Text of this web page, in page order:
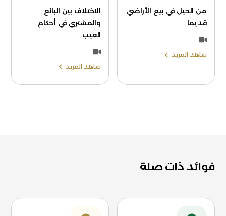
من الحيل في بيع الأراضي
قديما
شاهد المزيد
الاختلاف بين البائع
والمشتري في أحكام
العيب
شاهد المزيد
فوائد ذات صلة